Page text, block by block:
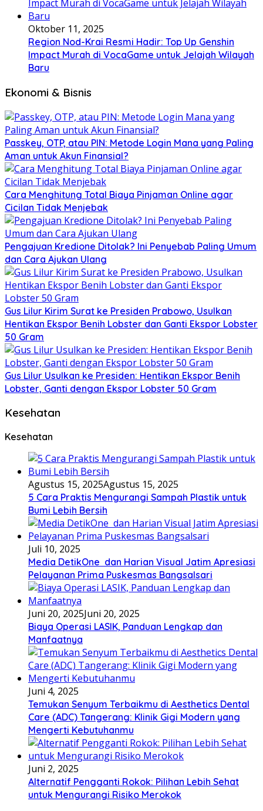
Oktober 11, 2025
Region Nod-Krai Resmi Hadir: Top Up Genshin
Impact Murah di VocaGame untuk Jelajah Wilayah
Baru
Ekonomi & Bisnis
Passkey, OTP, atau PIN: Metode Login Mana yang Paling
Aman untuk Akun Finansial?
Cara Menghitung Total Biaya Pinjaman Online agar
Cicilan Tidak Menjebak
Pengajuan Kredione Ditolak? Ini Penyebab Paling Umum
dan Cara Ajukan Ulang
Gus Lilur Kirim Surat ke Presiden Prabowo, Usulkan
Hentikan Ekspor Benih Lobster dan Ganti Ekspor Lobster
50 Gram
Gus Lilur Usulkan ke Presiden: Hentikan Ekspor Benih
Lobster, Ganti dengan Ekspor Lobster 50 Gram
Kesehatan
Kesehatan
Agustus 15, 2025Agustus 15, 2025
5 Cara Praktis Mengurangi Sampah Plastik untuk
Bumi Lebih Bersih
Juli 10, 2025
Media DetikOne dan Harian Visual Jatim Apresiasi
Pelayanan Prima Puskesmas Bangsalsari
Juni 20, 2025Juni 20, 2025
Biaya Operasi LASIK, Panduan Lengkap dan
Manfaatnya
Juni 4, 2025
Temukan Senyum Terbaikmu di Aesthetics Dental
Care (ADC) Tangerang: Klinik Gigi Modern yang
Mengerti Kebutuhanmu
Juni 2, 2025
Alternatif Pengganti Rokok: Pilihan Lebih Sehat
untuk Mengurangi Risiko Merokok